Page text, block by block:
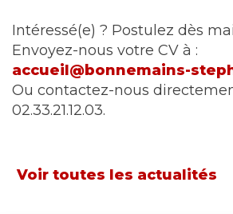
Intéressé(e) ? Postulez dès
Envoyez-nous votre CV à :
accueil@bonnemains-
Ou contactez-nous
02.33.21.12.03.
Voir toutes les actualités